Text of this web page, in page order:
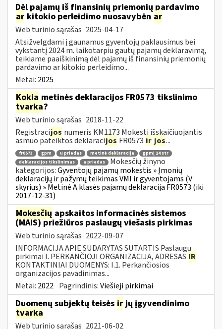
Dėl pajamų iš finansinių priemonių pardavimo
ar kitokio perleidimo nuosavybėn ar
Web turinio sąrašas 2025-04-17
Atsižvelgdami į gaunamus gyventojų paklausimus bei
vykstantį 2024 m. laikotarpiu gautų pajamų deklaravimą,
teikiame paaiškinimą dėl pajamų iš finansinių priemonių
pardavimo ar kitokio perleidimo...
Metai: 2025
Kokia metinės deklaracijos FR0573 tikslinimo
tvarka?
Web turinio sąrašas 2018-11-22
Registracijos numeris KM1173 Mokestį išskaičiuojantis
asmuo pateiktos deklaracijos FR0573 ir jos...
fr0573 gpm u priedas metinė deklaracija
gpmį 24 str
deklaracijos tikslinimas
a priedas
Mokesčių žinyno
kategorijos:Gyventojų pajamų mokestis » Įmonių
deklaracijų ir pažymų teikimas VMI ir gyventojams (V
skyrius) » Metinė A klasės pajamų deklaracija FR0573 (iki
2017-12-31)
Mokesčių apskaitos informacinės sistemos
(MAIS) priežiūros paslaugų viešasis pirkimas
Web turinio sąrašas 2022-09-07
INFORMACIJA APIE SUDARYTAS SUTARTIS Paslaugų
pirkimai I. PERKANČIOJI ORGANIZACIJA, ADRESAS IR
KONTAKTINIAI DUOMENYS: I.1. Perkančiosios
organizacijos pavadinimas...
Metai: 2022 Pagrindinis:Viešieji pirkimai
Duomenų subjektų teisės irjų įgyvendinimo
tvarka
Web turinio sąrašas 2021-06-02